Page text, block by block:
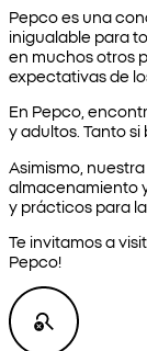
Pepco es una
inigualable para
en muchos otros
expectativas de
En Pepco,
y adultos. Tanto
Asimismo,
almacenamiento
y prácticos para
Te invitamos a
Pepco!